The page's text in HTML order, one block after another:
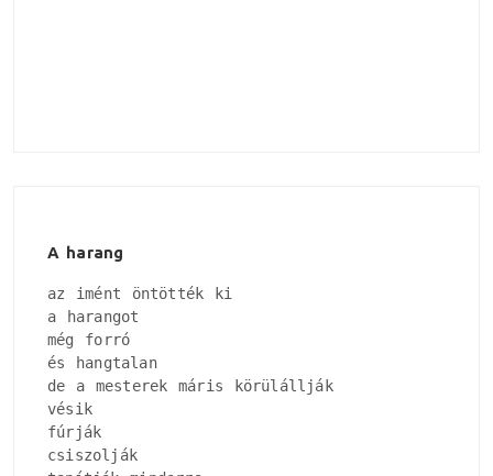
A harang
az imént öntötték ki
a harangot
még forró
és hangtalan
de a mesterek máris körülállják
vésik
fúrják
csiszolják